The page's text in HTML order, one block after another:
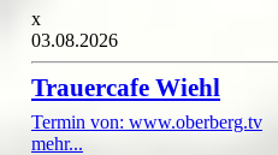
x
03.08.2026
Trauercafe Wiehl
Termin von: www.oberberg.tv
mehr...